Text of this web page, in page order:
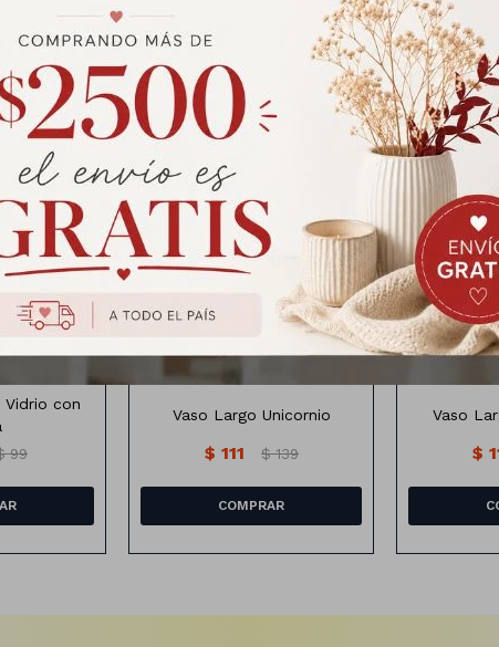
Productos que te pueden interesar
de futbol
Vidrio con
99
Vaso Largo Diseño Unicornio
varios colores
Vaso Largo Unicornio
$ 111 $ 139
Vaso
Vaso
$